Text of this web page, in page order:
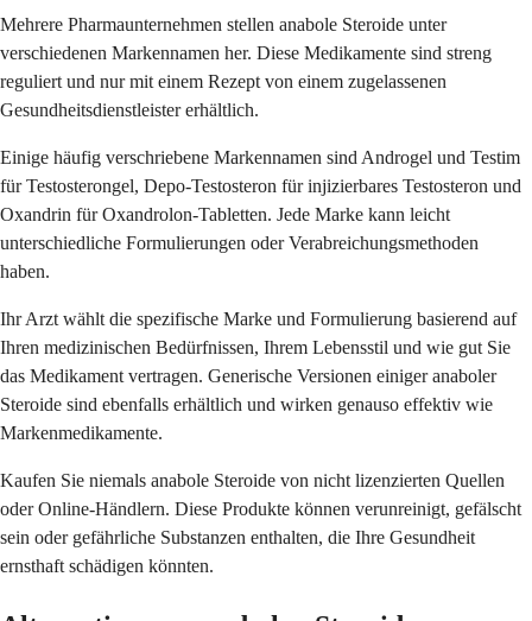
Mehrere Pharmaunternehmen stellen anabole Steroide unter
verschiedenen Markennamen her. Diese Medikamente sind streng
reguliert und nur mit einem Rezept von einem zugelassenen
Gesundheitsdienstleister erhältlich.
Einige häufig verschriebene Markennamen sind Androgel und Testim
für Testosterongel, Depo-Testosteron für injizierbares Testosteron und
Oxandrin für Oxandrolon-Tabletten. Jede Marke kann leicht
unterschiedliche Formulierungen oder Verabreichungsmethoden
haben.
Ihr Arzt wählt die spezifische Marke und Formulierung basierend auf
Ihren medizinischen Bedürfnissen, Ihrem Lebensstil und wie gut Sie
das Medikament vertragen. Generische Versionen einiger anaboler
Steroide sind ebenfalls erhältlich und wirken genauso effektiv wie
Markenmedikamente.
Kaufen Sie niemals anabole Steroide von nicht lizenzierten Quellen
oder Online-Händlern. Diese Produkte können verunreinigt, gefälscht
sein oder gefährliche Substanzen enthalten, die Ihre Gesundheit
ernsthaft schädigen könnten.